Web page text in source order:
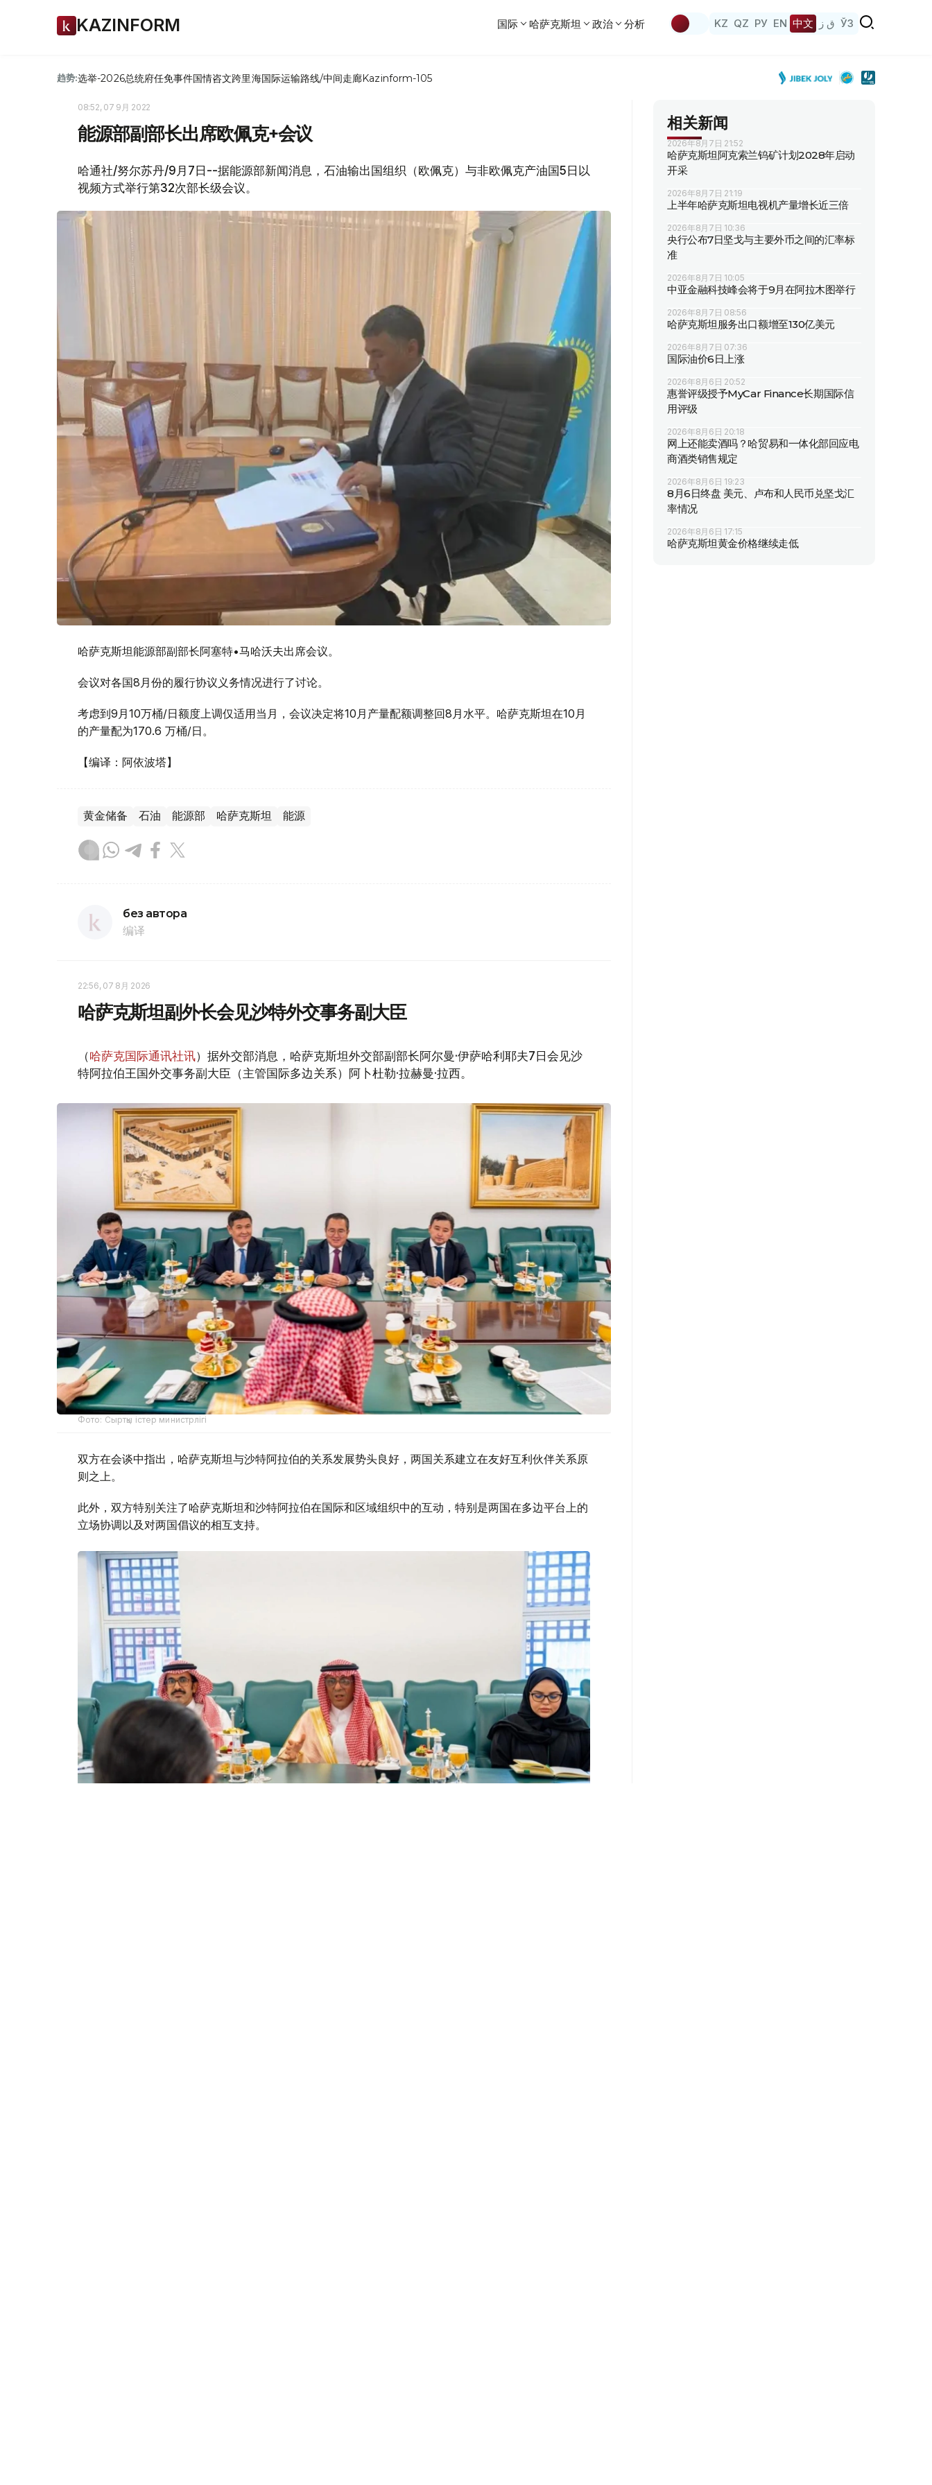
KAZINFORM 国际 哈萨克斯坦 政治 分析 KZ QZ РУ EN 中文 ق ز ЎЗ
趋势:选举-2026总统府任免事件国情咨文跨里海国际运输路线/中间走廊Kazinform-105
08:52, 07 9月 2022
能源部副部长出席欧佩克+会议
哈通社/努尔苏丹/9月7日--据能源部新闻消息，石油输出国组织（欧佩克）与非欧佩克产油国5日以
视频方式举行第32次部长级会议。
哈萨克斯坦能源部副部长阿塞特•马哈沃夫出席会议。
会议对各国8月份的履行协议义务情况进行了讨论。
考虑到9月10万桶/日额度上调仅适用当月，会议决定将10月产量配额调整回8月水平。哈萨克斯坦在10月
的产量配为170.6 万桶/日。
【编译：阿依波塔】
黄金储备 石油 能源部 哈萨克斯坦 能源
без автора
编译
22:56, 07 8月 2026
哈萨克斯坦副外长会见沙特外交事务副大臣
（哈萨克国际通讯社讯）据外交部消息，哈萨克斯坦外交部副部长阿尔曼·伊萨哈利耶夫7日会见沙
特阿拉伯王国外交事务副大臣（主管国际多边关系）阿卜杜勒·拉赫曼·拉西。
Фото: Сыртқы істер министрлігі
双方在会谈中指出，哈萨克斯坦与沙特阿拉伯的关系发展势头良好，两国关系建立在友好互利伙伴关系原
则之上。
此外，双方特别关注了哈萨克斯坦和沙特阿拉伯在国际和区域组织中的互动，特别是两国在多边平台上的
立场协调以及对两国倡议的相互支持。
相关新闻
2026年8月7日 21:52
哈萨克斯坦阿克索兰钨矿计划2028年启动
开采
2026年8月7日 21:19
上半年哈萨克斯坦电视机产量增长近三倍
2026年8月7日 10:36
央行公布7日坚戈与主要外币之间的汇率标
准
2026年8月7日 10:05
中亚金融科技峰会将于9月在阿拉木图举行
2026年8月7日 08:56
哈萨克斯坦服务出口额增至130亿美元
2026年8月7日 07:36
国际油价6日上涨
2026年8月6日 20:52
惠誉评级授予MyCar Finance长期国际信
用评级
2026年8月6日 20:18
网上还能卖酒吗？哈贸易和一体化部回应电
商酒类销售规定
2026年8月6日 19:23
8月6日终盘 美元、卢布和人民币兑坚戈汇
率情况
2026年8月6日 17:15
哈萨克斯坦黄金价格继续走低